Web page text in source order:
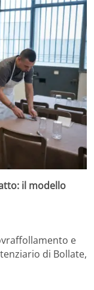
il modello
e
di Bollate,